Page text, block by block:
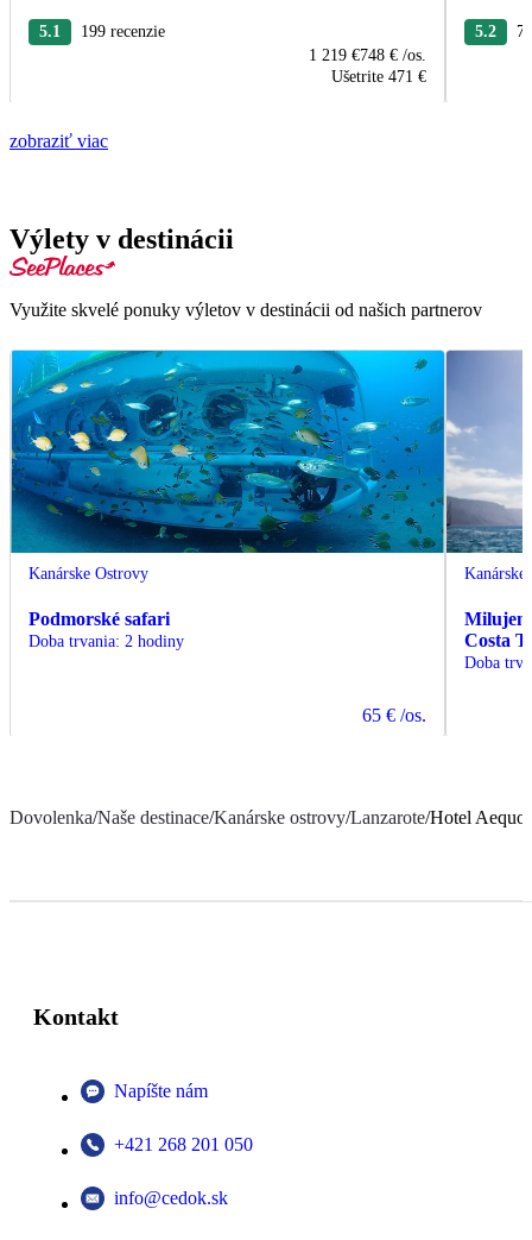
5.1
199 recenzie
1 219 €748 € /os.
Ušetrite 471 €
5.2
zobraziť viac
Výlety v destinácii
Využite skvelé ponuky výletov v destinácii od našich partnerov
Kanárske Ostrovy
Podmorské safari
Doba trvania: 2 hodiny
65 € /os.
Costa
Doba
Dovolenka/Naše destinace/Kanárske ostrovy/Lanzarote/Hotel
Kontakt
Napíšte nám
+421 268 201 050
info@cedok.sk